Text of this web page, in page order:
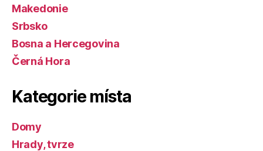
Makedonie
Srbsko
Bosna a Hercegovina
Černá Hora
Kategorie místa
Domy
Hrady, tvrze